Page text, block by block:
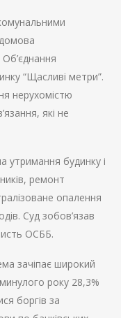
“Щасливі метри”.
нерухомістю
які не
утримання будинку і
ремонт
опалення
Суд зобов’язав
ОСББ.
зачіпає широкий
року 28,3%
боргів за